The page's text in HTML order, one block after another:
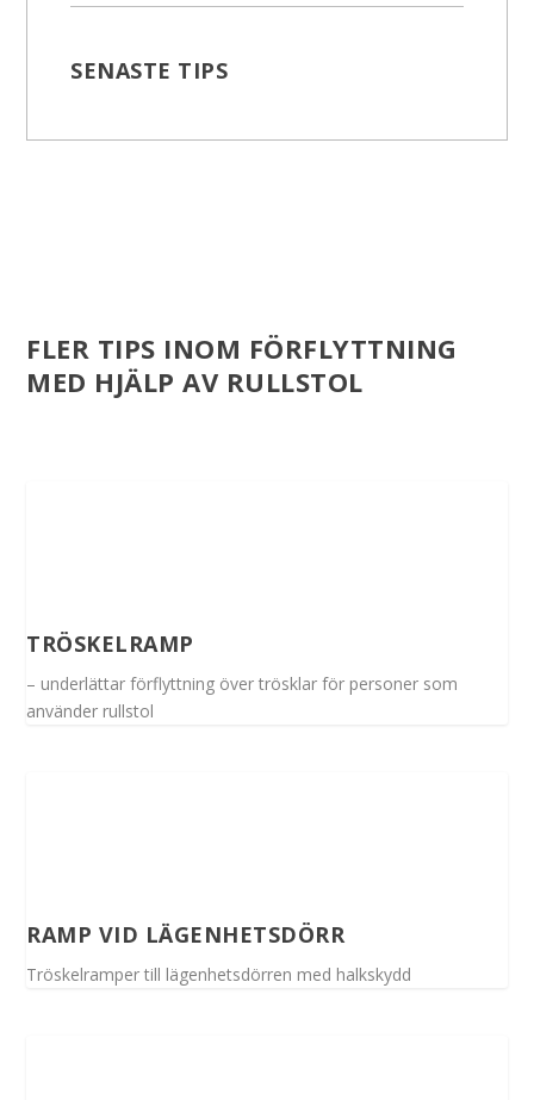
SENASTE TIPS
FLER TIPS INOM FÖRFLYTTNING
MED HJÄLP AV RULLSTOL
TRÖSKELRAMP
– underlättar förflyttning över trösklar för personer som
använder rullstol
RAMP VID LÄGENHETSDÖRR
Tröskelramper till lägenhetsdörren med halkskydd